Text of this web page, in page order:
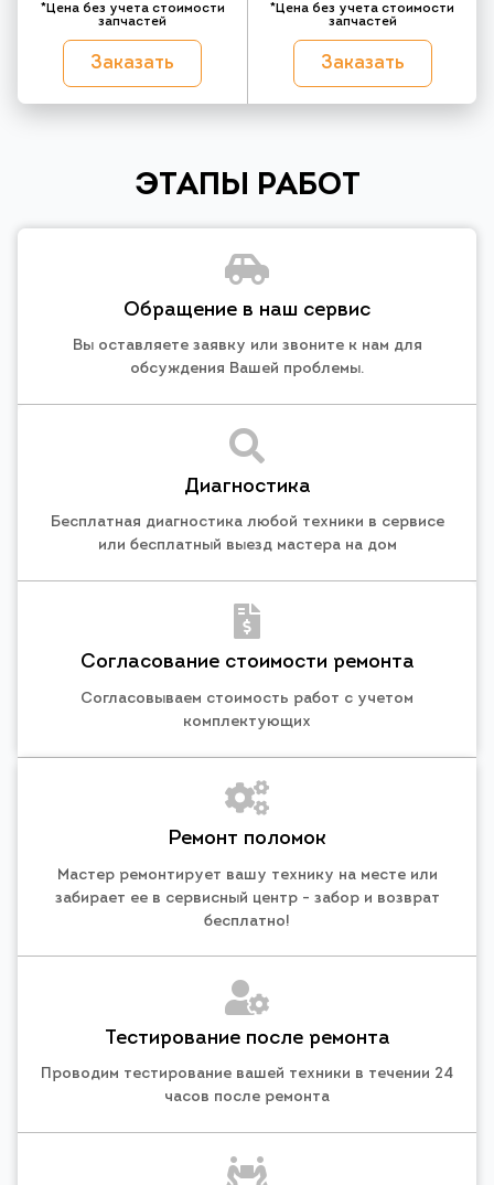
*Цена без учета стоимости
запчастей
Заказать
*Цена без учета стоимости
запчастей
Заказать
ЭТАПЫ РАБОТ
Обращение в наш сервис
Вы оставляете заявку или звоните к нам для
обсуждения Вашей проблемы.
Диагностика
Бесплатная диагностика любой техники в сервисе
или бесплатный выезд мастера на дом
Согласование стоимости ремонта
Согласовываем стоимость работ с учетом
комплектующих
Ремонт поломок
Мастер ремонтирует вашу технику на месте или
забирает ее в сервисный центр - забор и возврат
бесплатно!
Тестирование после ремонта
Проводим тестирование вашей техники в течении 24
часов после ремонта